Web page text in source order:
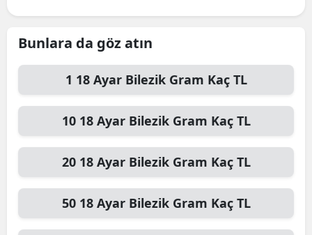
Bunlara da göz atın
1 18 Ayar Bilezik Gram Kaç TL
10 18 Ayar Bilezik Gram Kaç TL
20 18 Ayar Bilezik Gram Kaç TL
50 18 Ayar Bilezik Gram Kaç TL